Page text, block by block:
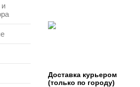
и
Доставка курьером
(только по городу)